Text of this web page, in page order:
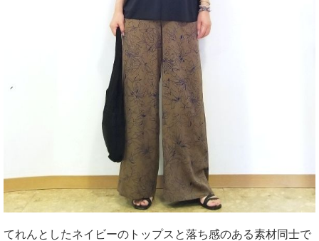
てれんとしたネイビーのトップスと落ち感のある素材同士で